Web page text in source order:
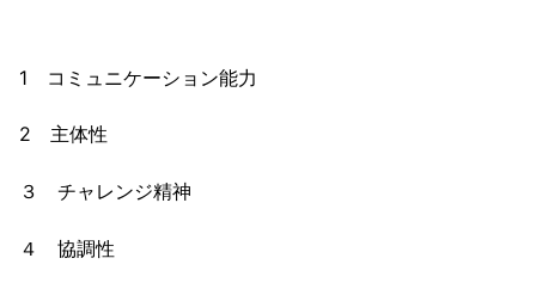
1 コミュニケーション能力
2 主体性
３ チャレンジ精神
４ 協調性